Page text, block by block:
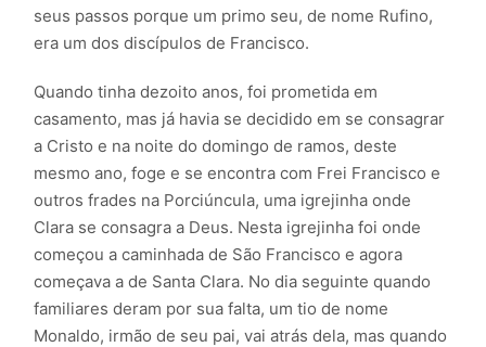
seus passos porque um primo seu, de nome Rufino,
era um dos discípulos de Francisco.
Quando tinha dezoito anos, foi prometida em
casamento, mas já havia se decidido em se consagrar
a Cristo e na noite do domingo de ramos, deste
mesmo ano, foge e se encontra com Frei Francisco e
outros frades na Porciúncula, uma igrejinha onde
Clara se consagra a Deus. Nesta igrejinha foi onde
começou a caminhada de São Francisco e agora
começava a de Santa Clara. No dia seguinte quando
familiares deram por sua falta, um tio de nome
Monaldo, irmão de seu pai, vai atrás dela, mas quando